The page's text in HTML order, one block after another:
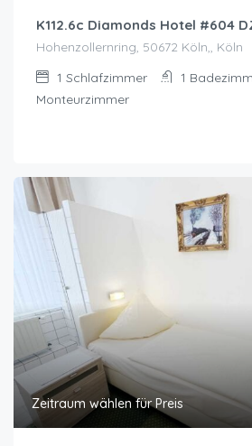
K112.6c Diamonds Hotel #604
Hohenzollernring, 50672 Köln,, Köln
1 Schlafzimmer 1
Monteurzimmer
Zeitraum wählen für Preis